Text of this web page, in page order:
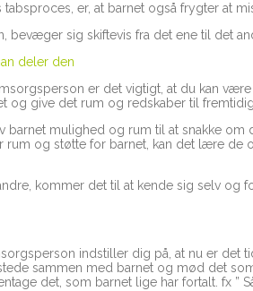
er, at barnet også frygter at
sig skiftevis fra det ene til det
deler den
er det vigtigt, at du kan
give det rum og redskaber til
mulighed og rum til at snakke
og støtte for barnet, kan det lære
kommer det til at kende sig selv og
indstiller dig på, at nu er
sammen med barnet og mød det
det, som barnet lige har fortalt. fx ”